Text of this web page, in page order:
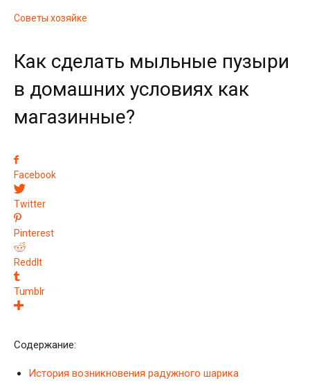
Советы хозяйке
Как сделать мыльные пузыри
в домашних условиях как
магазинные?
Facebook
Twitter
Pinterest
ReddIt
Tumblr
Содержание:
История возникновения радужного шарика